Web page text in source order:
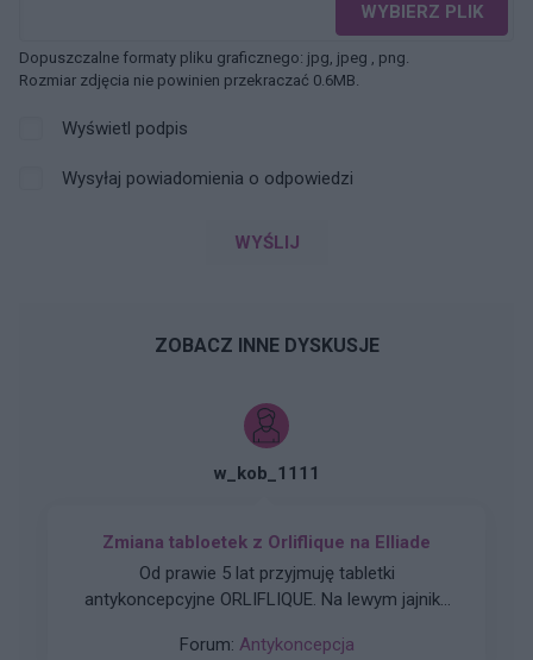
WYBIERZ PLIK
Dopuszczalne formaty pliku graficznego: jpg, jpeg , png.
Rozmiar zdjęcia nie powinien przekraczać 0.6MB.
Wyświetl podpis
Wysyłaj powiadomienia o odpowiedzi
WYŚLIJ
ZOBACZ INNE DYSKUSJE
w_kob_1111
Zmiana tabloetek z Orliflique na Elliade
Od prawie 5 lat przyjmuję tabletki
antykoncepcyjne ORLIFLIQUE. Na lewym jajniku
cm powiększyła się do 3 cm. Pani ginekolog
Forum: Antykoncepcja